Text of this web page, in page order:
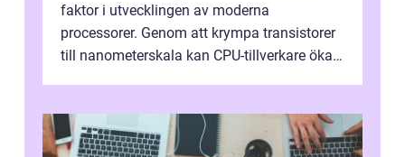
faktor i utvecklingen av moderna
processorer. Genom att krympa transistorer
till nanometerskala kan CPU-tillverkare öka